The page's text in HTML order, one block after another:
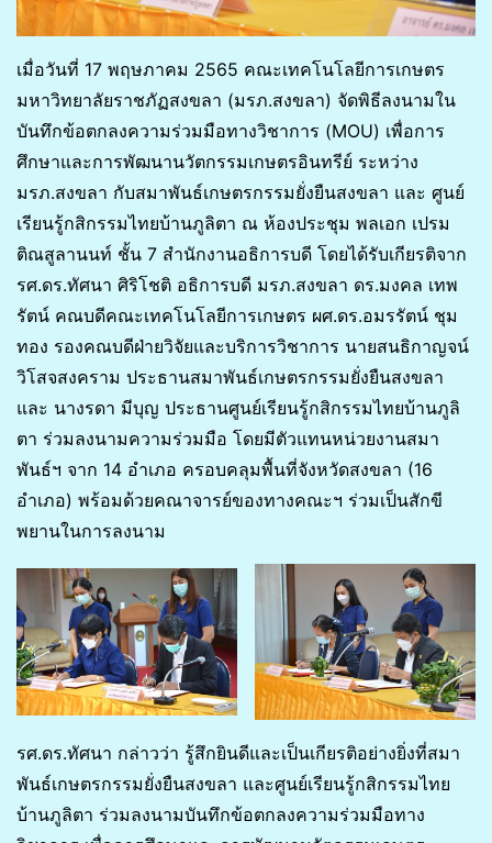
เมื่อวันที่ 17 พฤษภาคม 2565 คณะเทคโนโลยีการเกษตร
มหาวิทยาลัยราชภัฏสงขลา (มรภ.สงขลา) จัดพิธีลงนามใน
บันทึกข้อตกลงความร่วมมือทางวิชาการ (MOU) เพื่อการ
ศึกษาและการพัฒนานวัตกรรมเกษตรอินทรีย์ ระหว่าง
มรภ.สงขลา กับสมาพันธ์เกษตรกรรมยั่งยืนสงขลา และ ศูนย์
เรียนรู้กสิกรรมไทยบ้านภูลิตา ณ ห้องประชุม พลเอก เปรม
ติณสูลานนท์ ชั้น 7 สำนักงานอธิการบดี โดยได้รับเกียรติจาก
รศ.ดร.ทัศนา ศิริโชติ อธิการบดี มรภ.สงขลา ดร.มงคล เทพ
รัตน์ คณบดีคณะเทคโนโลยีการเกษตร ผศ.ดร.อมรรัตน์ ชุม
ทอง รองคณบดีฝ่ายวิจัยและบริการวิชาการ นายสนธิกาญจน์
วิโสจสงคราม ประธานสมาพันธ์เกษตรกรรมยั่งยืนสงขลา
และ นางรดา มีบุญ ประธานศูนย์เรียนรู้กสิกรรมไทยบ้านภูลิ
ตา ร่วมลงนามความร่วมมือ โดยมีตัวแทนหน่วยงานสมา
พันธ์ฯ จาก 14 อำเภอ ครอบคลุมพื้นที่จังหวัดสงขลา (16
อำเภอ) พร้อมด้วยคณาจารย์ของทางคณะฯ ร่วมเป็นสักขี
พยานในการลงนาม
รศ.ดร.ทัศนา กล่าวว่า รู้สึกยินดีและเป็นเกียรติอย่างยิ่งที่สมา
พันธ์เกษตรกรรมยั่งยืนสงขลา และศูนย์เรียนรู้กสิกรรมไทย
บ้านภูลิตา ร่วมลงนามบันทึกข้อตกลงความร่วมมือทาง